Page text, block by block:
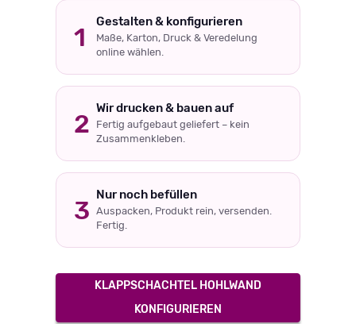
1
Gestalten & konfigurieren
Maße, Karton, Druck & Veredelung
online wählen.
2
Wir drucken & bauen auf
Fertig aufgebaut geliefert – kein
Zusammenkleben.
3
Nur noch befüllen
Auspacken, Produkt rein, versenden.
Fertig.
KLAPPSCHACHTEL HOHLWAND
KONFIGURIEREN